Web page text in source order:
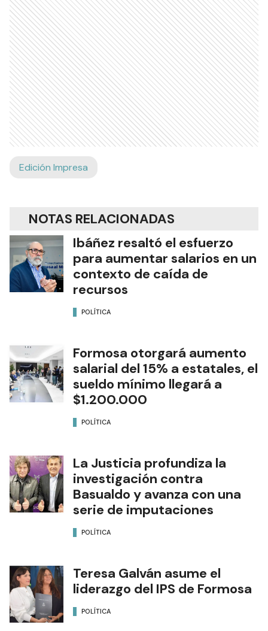
Edición Impresa
NOTAS RELACIONADAS
Ibáñez resaltó el esfuerzo
para aumentar salarios en un
contexto de caída de
recursos
POLÍTICA
Formosa otorgará aumento
salarial del 15% a estatales, el
sueldo mínimo llegará a
$1.200.000
POLÍTICA
La Justicia profundiza la
investigación contra
Basualdo y avanza con una
serie de imputaciones
POLÍTICA
Teresa Galván asume el
liderazgo del IPS de Formosa
POLÍTICA